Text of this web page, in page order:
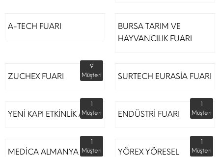
A-TECH FUARI
BURSA TARIM VE
HAYVANCILIK FUARI
ZUCHEX FUARI
9
Müşteri
SURTECH EURASİA FUARI
YENİ KAPI ETKİNLİK ALANI
1
Müşteri
ENDÜSTRİ FUARI
1
Müşteri
MEDİCA ALMANYA
1
Müşteri
YÖREX YÖRESEL
1
Müşteri